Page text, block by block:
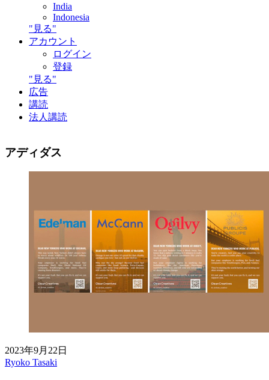
India
Indonesia
"見る"
アカウント
ログイン
登録
"見る"
広告
講読
法人講読
アディダス
2023年9月22日
Ryoko Tasaki